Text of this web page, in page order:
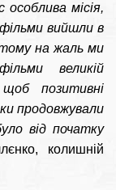
місія,
вийшли в
на жаль ми
великій
позитивні
продовжували
від початку
колишній